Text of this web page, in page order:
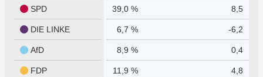
SPD 39,0 % 8,5
DIE LINKE 6,7 % -6,2
AfD 8,9 % 0,4
FDP 11,9 % 4,8